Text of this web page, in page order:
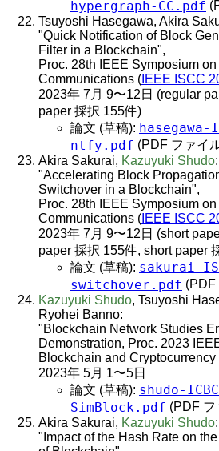
hypergraph-CC.pdf
Tsuyoshi Hasegawa, Akira
"Quick Notification of Block
Filter in a Blockchain",
Proc. 28th IEEE Symposium
Communications ( IEEE ISCC
2023年 7月 9〜12日 (regular
paper 採択 155件)
論文 (草稿):
ntfy.pdf (PDF ファイ
Akira Sakurai, Kazuyuki Shudo:
"Accelerating Block
Switchover in a Blockchain",
Proc. 28th IEEE Symposium
Communications ( IEEE ISCC
2023年 7月 9〜12日 (short
paper 採択 155件, short paper
論文 (草稿): sakurai-
switchover.pdf (PDF
Kazuyuki Shudo, Tsuyoshi
Ryohei Banno:
"Blockchain Network Studies
Demonstration, Proc. 2023
Blockchain and Cryptocurrency
2023年 5月 1〜5日
論文 (草稿): shudo-
SimBlock.pdf (PDF
Akira Sakurai, Kazuyuki Shudo:
"Impact of the Hash Rate on